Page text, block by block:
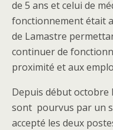
de 5 ans et celui de
fonctionnement était
de Lamastre
continuer de
proximité et aux
Depuis début octobre
sont pourvus par un
accepté les deux